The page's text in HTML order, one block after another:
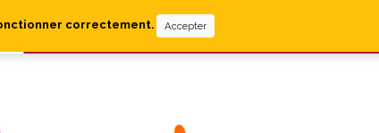
correctement. Accepter